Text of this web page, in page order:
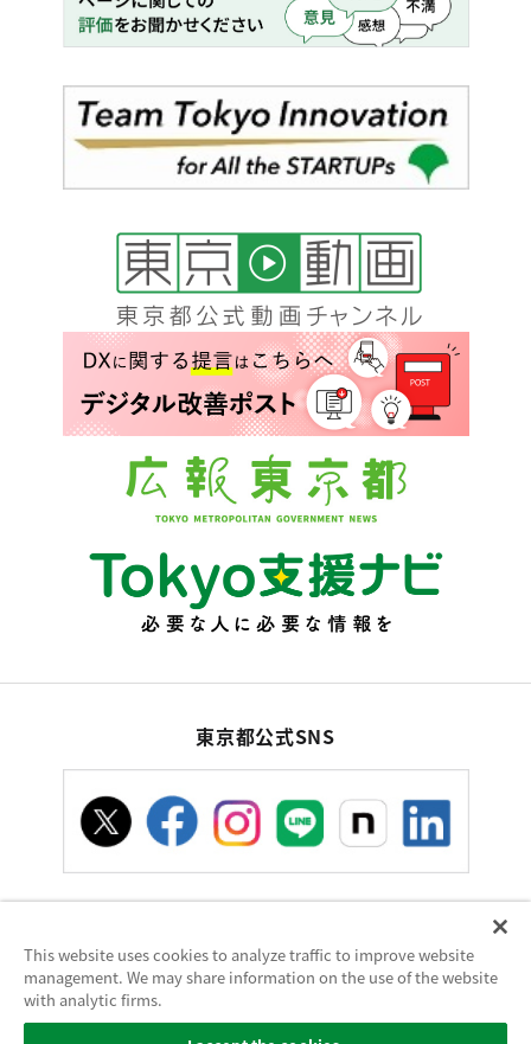
東京都公式SNS
お問い合わせサイトポリシー使い方ヘルプ
サイトマップ
東京都庁：〒163-8001 東京都新宿区西新宿2-8-1 電話：03-5321-1111（代
This website uses cookies to analyze traffic to improve website
management. We may share information on the use of the website
with analytic firms.